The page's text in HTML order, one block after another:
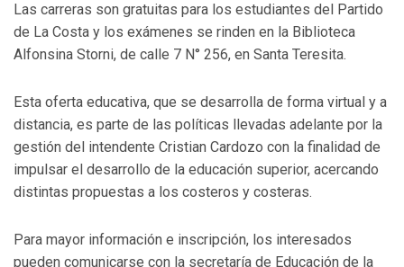
Las carreras son gratuitas para los estudiantes del Partido
de La Costa y los exámenes se rinden en la Biblioteca
Alfonsina Storni, de calle 7 N° 256, en Santa Teresita.
Esta oferta educativa, que se desarrolla de forma virtual y a
distancia, es parte de las políticas llevadas adelante por la
gestión del intendente Cristian Cardozo con la finalidad de
impulsar el desarrollo de la educación superior, acercando
distintas propuestas a los costeros y costeras.
Para mayor información e inscripción, los interesados
pueden comunicarse con la secretaría de Educación de la